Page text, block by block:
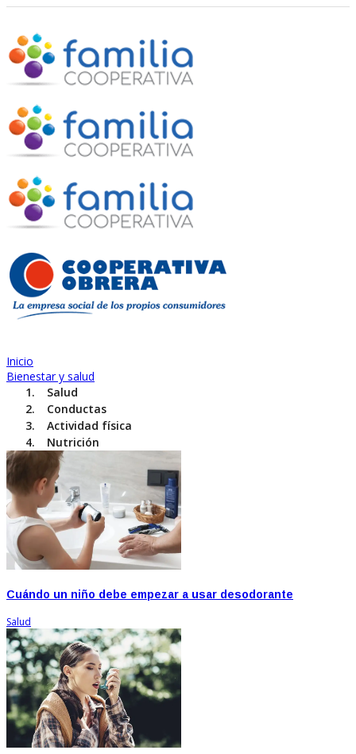
Inicio
Bienestar y salud
Salud
Conductas
Actividad física
Nutrición
Cuándo un niño debe empezar a usar desodorante
Salud